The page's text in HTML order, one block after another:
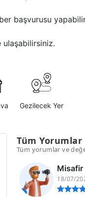
başvurusu
ulaşabilirsiniz.
Gezilecek Yer
Tüm Yorumlar
Tüm yorumlar ve
Misafir
18/07/